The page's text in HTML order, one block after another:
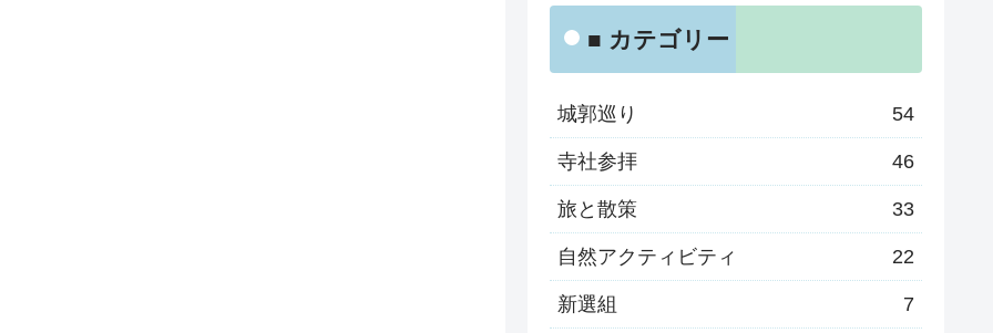
■ カテゴリー
城郭巡り 54
寺社参拝 46
旅と散策 33
自然アクティビティ 22
新選組 7